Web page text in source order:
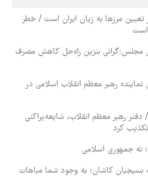
مرزها به زیان ایران است / خطر
مجلس:گرانی بنزین راه‌حل کاهش مصرف
رهبر معظم انقلاب اسلامی در
رهبر معظم انقلاب، شایعه‌پراکنی
کرد
نه جمهوری اسلامی
بسیجیان کاشان؛ به وجود شما مباهات